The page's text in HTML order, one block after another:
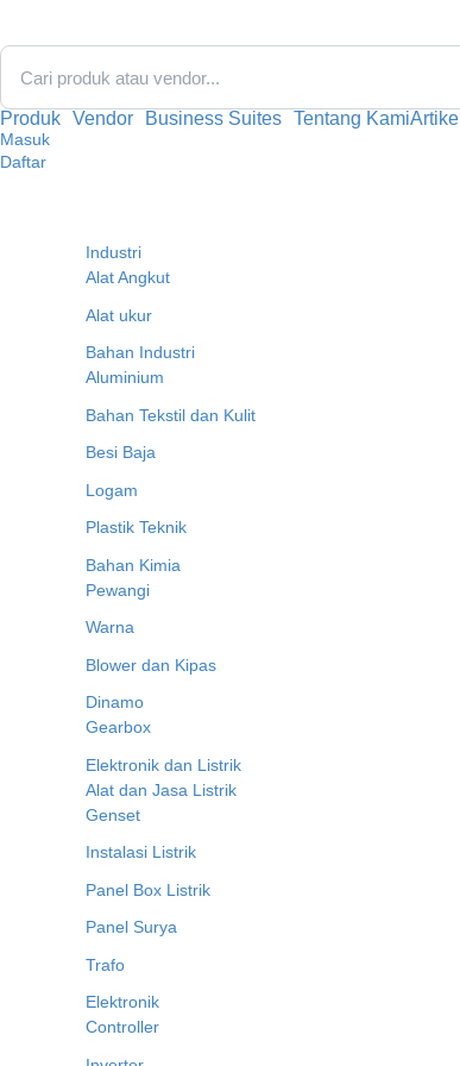
konten
Produk Vendor Business Suites Tentang KamiArtikel
Masuk
Daftar
Industri
Alat Angkut
Alat ukur
Bahan Industri
Aluminium
Bahan Tekstil dan Kulit
Besi Baja
Logam
Plastik Teknik
Bahan Kimia
Pewangi
Warna
Blower dan Kipas
Dinamo
Gearbox
Elektronik dan Listrik
Alat dan Jasa Listrik
Genset
Instalasi Listrik
Panel Box Listrik
Panel Surya
Trafo
Elektronik
Controller